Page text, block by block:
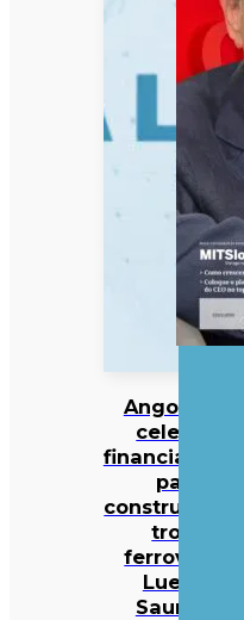
Angola vai
celebrar
financiamento
para
construção do
troço
ferroviário
Luena-
Saurimo